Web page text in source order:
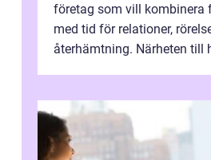
företag som vill kombinera
med tid för relationer,
återhämtning. Närheten till